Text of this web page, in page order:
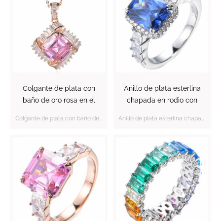
Colgante de plata con
baño de oro rosa en el
rosa de talla Asscher
Colgante de plata con baño de oro rosa en el centro de circonita cúbica rosa de talla Asscher
Anillo de plata esterlina
chapada en rodio con
octágono elegante
Anillo de plata esterlina chapada en rodio con centro de tanzanita octágono elegante